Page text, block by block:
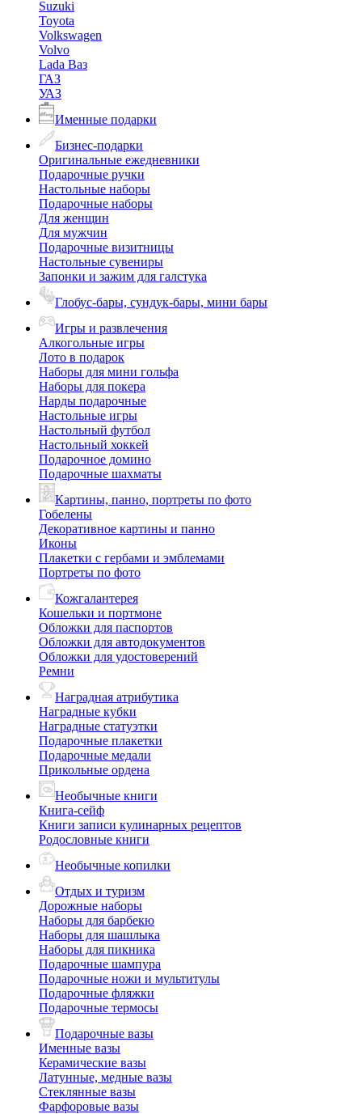
Suzuki
Toyota
Volkswagen
Volvo
Lada Ваз
ГАЗ
УАЗ
Именные подарки
Бизнес-подарки
Оригинальные ежедневники
Подарочные ручки
Настольные наборы
Подарочные наборы
Для женщин
Для мужчин
Подарочные визитницы
Настольные сувениры
Запонки и зажим для галстука
Глобус-бары, сундук-бары, мини бары
Игры и развлечения
Алкогольные игры
Лото в подарок
Наборы для мини гольфа
Наборы для покера
Нарды подарочные
Настольные игры
Настольный футбол
Настольный хоккей
Подарочное домино
Подарочные шахматы
Картины, панно, портреты по фото
Гобелены
Декоративное картины и панно
Иконы
Плакетки с гербами и эмблемами
Портреты по фото
Кожгалантерея
Кошельки и портмоне
Обложки для паспортов
Обложки для автодокументов
Обложки для удостоверений
Ремни
Наградная атрибутика
Наградные кубки
Наградные статуэтки
Подарочные плакетки
Подарочные медали
Прикольные ордена
Необычные книги
Книга-сейф
Книги записи кулинарных рецептов
Родословные книги
Необычные копилки
Отдых и туризм
Дорожные наборы
Наборы для барбекю
Наборы для шашлыка
Наборы для пикника
Подарочные шампура
Подарочные ножи и мультитулы
Подарочные фляжки
Подарочные термосы
Подарочные вазы
Именные вазы
Керамические вазы
Латунные, медные вазы
Стеклянные вазы
Фарфоровые вазы